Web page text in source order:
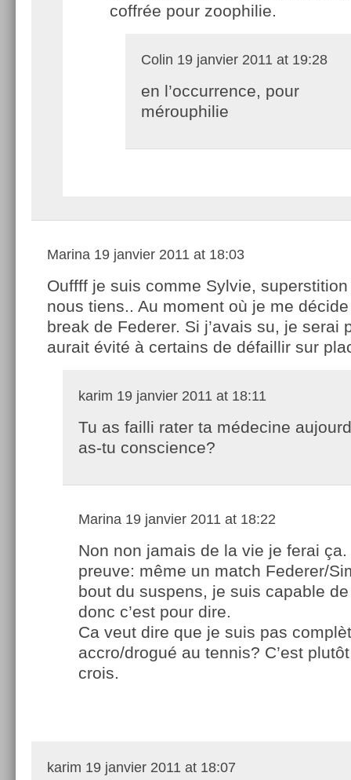
coffrée pour zoophilie.
Colin 19 janvier 2011 at 19:28
en l’occurrence, pour
mérouphilie
Marina 19 janvier 2011 at 18:03
Ouffff je suis comme Sylvie,
nous tiens.. Au moment où je me
break de Federer. Si j’avais su, je serai
aurait évité à certains de défaillir sur
karim 19 janvier 2011 at 18:11
Tu as failli rater ta médecine
as-tu conscience?
Marina 19 janvier 2011 at 18:22
Non non jamais de la vie je ferai ça.
preuve: même un match Federer/
bout du suspens, je suis capable
donc c’est pour dire.
Ca veut dire que je suis pas
accro/drogué au tennis? C’est
crois.
karim 19 janvier 2011 at 18:07